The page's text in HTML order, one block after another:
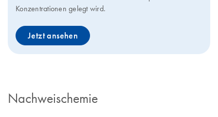
Konzentrationen gelegt wird.
Jetzt ansehen
Nachweischemie